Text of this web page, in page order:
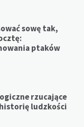
sowę tak,
ptaków
rzucające
ludzkości